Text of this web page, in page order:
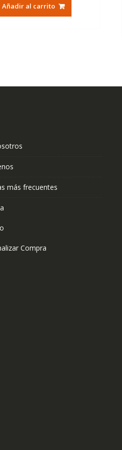
era:
es:
Añadir al carrito
más frecuentes
Compra